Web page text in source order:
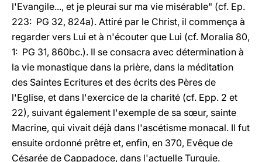
l'Evangile..., et je pleurai sur ma vie misérable" (cf. Ep.
223: PG 32, 824a). Attiré par le Christ, il commença à
regarder vers Lui et à n'écouter que Lui (cf. Moralia 80,
1: PG 31, 860bc.). Il se consacra avec détermination à
la vie monastique dans la prière, dans la méditation
des Saintes Ecritures et des écrits des Pères de
l'Eglise, et dans l'exercice de la charité (cf. Epp. 2 et
22), suivant également l'exemple de sa sœur, sainte
Macrine, qui vivait déjà dans l'ascétisme monacal. Il fut
ensuite ordonné prêtre et, enfin, en 370, Evêque de
Césarée de Cappadoce, dans l'actuelle Turquie.